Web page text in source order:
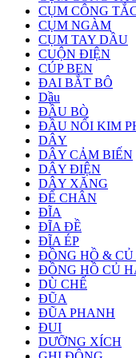
CỤM CÔNG
CỤM NGÀM
CỤM TAY DẦU
CUỘN ĐIỆN
CÚP BEN
ĐAI BẮT BÔ
Dầu
ĐẦU BÒ
ĐẦU NỐI KIM
DÂY
DÂY CẢM BIẾN
DÂY ĐIỆN
DÂY XĂNG
ĐỂ CHÂN
ĐĨA
ĐĨA ĐỀ
ĐĨA ÉP
ĐỒNG HỒ &
ĐỒNG HỒ CỦ
DÙ CHẾ
ĐŨA
ĐŨA PHANH
ĐUI
DƯỠNG XÍCH